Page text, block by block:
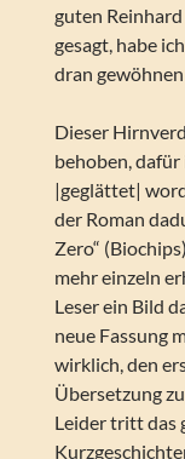
guten
gesagt, habe
dran
Dieser
behoben, dafür
|geglättet|
der Roman
Zero“
mehr einzeln
Leser ein Bild
neue Fassung
wirklich, den
Übersetzung
Leider tritt das